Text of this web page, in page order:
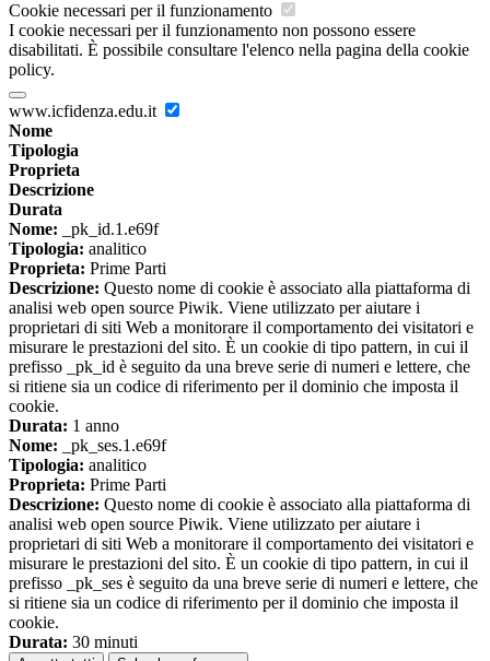
Cookie necessari per il funzionamento
I cookie necessari per il funzionamento non possono essere
disabilitati. È possibile consultare l'elenco nella pagina della cookie
policy.
www.icfidenza.edu.it
Nome
Tipologia
Proprieta
Descrizione
Durata
Nome: _pk_id.1.e69f
Tipologia: analitico
Proprieta: Prime Parti
Descrizione: Questo nome di cookie è associato alla piattaforma di
analisi web open source Piwik. Viene utilizzato per aiutare i
proprietari di siti Web a monitorare il comportamento dei visitatori e
misurare le prestazioni del sito. È un cookie di tipo pattern, in cui il
prefisso _pk_id è seguito da una breve serie di numeri e lettere, che
si ritiene sia un codice di riferimento per il dominio che imposta il
cookie.
Durata: 1 anno
Nome: _pk_ses.1.e69f
Tipologia: analitico
Proprieta: Prime Parti
Descrizione: Questo nome di cookie è associato alla piattaforma di
analisi web open source Piwik. Viene utilizzato per aiutare i
proprietari di siti Web a monitorare il comportamento dei visitatori e
misurare le prestazioni del sito. È un cookie di tipo pattern, in cui il
prefisso _pk_ses è seguito da una breve serie di numeri e lettere, che
si ritiene sia un codice di riferimento per il dominio che imposta il
cookie.
Durata: 30 minuti